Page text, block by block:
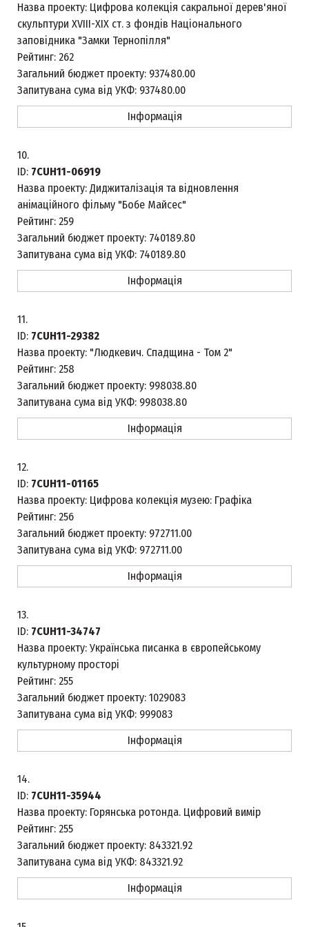
Назва проекту: Цифрова колекція сакральної дерев'яної
скульптури XVІІІ-ХІХ ст. з фондів Національного
заповідника "Замки Тернопілля"
Рейтинг: 262
Загальний бюджет проекту: 937480.00
Запитувана сума від УКФ: 937480.00
Інформація
10.
ID: 7CUH11-06919
Назва проекту: Диджиталізація та відновлення
анімаційного фільму "Бобе Майсес"
Рейтинг: 259
Загальний бюджет проекту: 740189.80
Запитувана сума від УКФ: 740189.80
Інформація
11.
ID: 7CUH11-29382
Назва проекту: "Людкевич. Спадщина - Том 2"
Рейтинг: 258
Загальний бюджет проекту: 998038.80
Запитувана сума від УКФ: 998038.80
Інформація
12.
ID: 7CUH11-01165
Назва проекту: Цифрова колекція музею: Графіка
Рейтинг: 256
Загальний бюджет проекту: 972711.00
Запитувана сума від УКФ: 972711.00
Інформація
13.
ID: 7CUH11-34747
Назва проекту: Українська писанка в європейському
культурному просторі
Рейтинг: 255
Загальний бюджет проекту: 1029083
Запитувана сума від УКФ: 999083
Інформація
14.
ID: 7CUH11-35944
Назва проекту: Горянська ротонда. Цифровий вимір
Рейтинг: 255
Загальний бюджет проекту: 843321.92
Запитувана сума від УКФ: 843321.92
Інформація